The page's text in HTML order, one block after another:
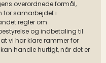
overordnede formål,
for samarbejdet i
regler om
og indbetaling til
vi har klare rammer for
handle hurtigt, når det er